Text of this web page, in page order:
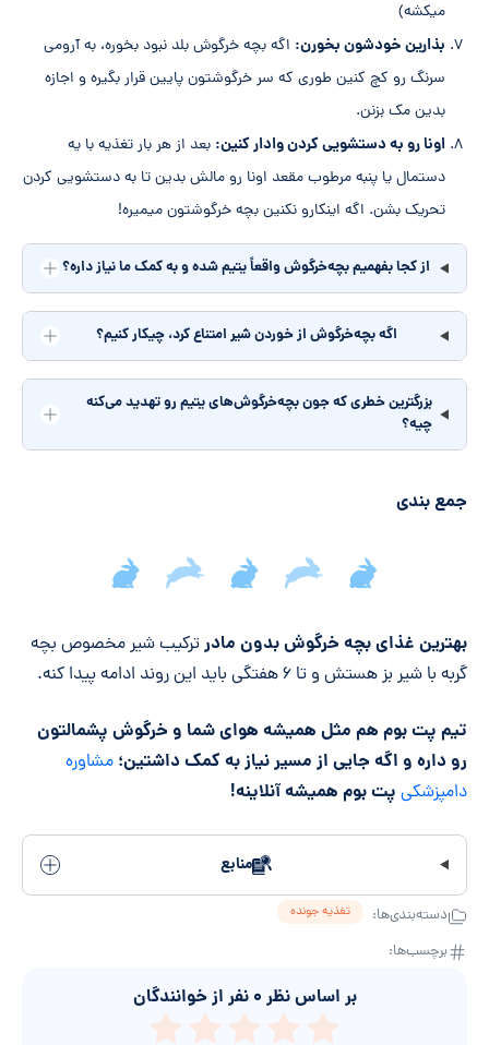
میکشه)
بذارین خودشون بخورن: اگه بچه خرگوش بلد نبود بخوره، به آرومی
سرنگ رو کچ کنین طوری که سر خرگوشتون پایین قرار بگیره و اجازه
بدین مک بزنن.
اونا رو به دستشویی کردن وادار کنین: بعد از هر بار تغذیه با یه
دستمال یا پنبه مرطوب مقعد اونا رو مالش بدین تا به دستشویی کردن
تحریک بشن. اگه اینکارو نکنین بچه خرگوشتون میمیره!
از کجا بفهمیم بچه‌خرگوش واقعاً یتیم شده و به کمک ما نیاز داره؟
اگه بچه‌خرگوش از خوردن شیر امتناع کرد، چیکار کنیم؟
بزرگترین خطری که جون بچه‌خرگوش‌های یتیم رو تهدید می‌کنه
چیه؟
جمع بندی
جمع‌بندی مقاله
بهترین غذای بچه خرگوش بدون مادرترکیب شیر مخصوص بچه
گربه با شیر بز هستش و تا ۶ هفتگی باید این روند ادامه پیدا کنه.
تیم پت بوم هم مثل همیشه هوای شما و خرگوش پشمالتون
رو داره و اگه جایی از مسیر نیاز به کمک داشتین؛ مشاوره
دامپزشکی پت بوم همیشه آنلاینه!
منابع
دسته‌بندی‌ها: تغذیه جونده
برچسب‌ها:
بر اساس نظر ۰ نفر از خوانندگان